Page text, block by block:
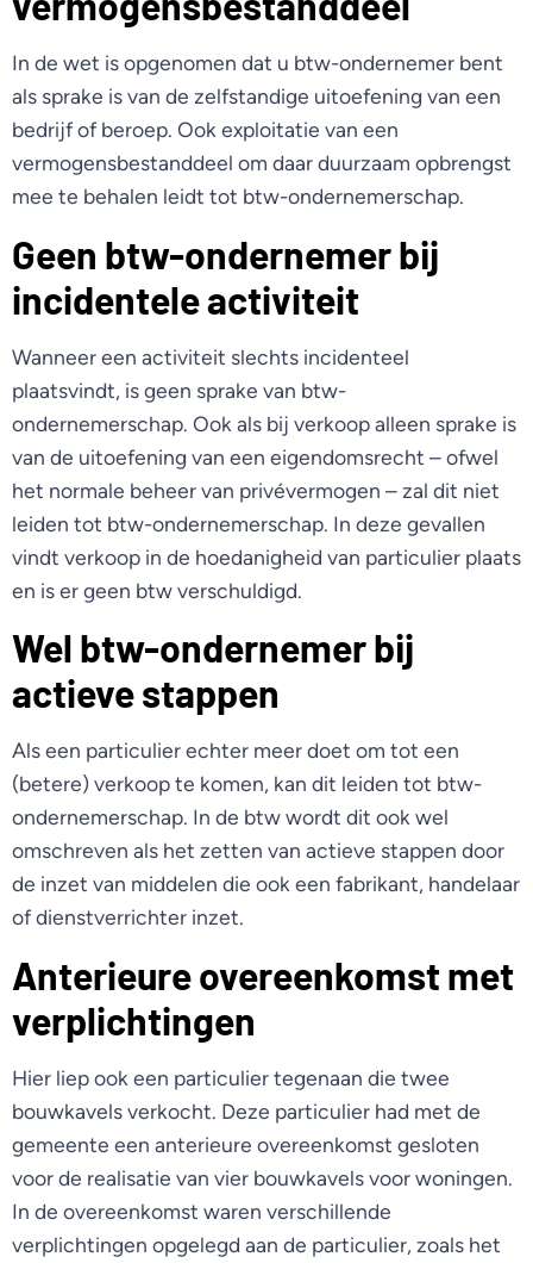
In de wet is opgenomen dat u btw-ondernemer bent
als sprake is van de zelfstandige uitoefening van een
bedrijf of beroep. Ook exploitatie van een
vermogensbestanddeel om daar duurzaam opbrengst
mee te behalen leidt tot btw-ondernemerschap.
Geen btw-ondernemer bij
incidentele activiteit
Wanneer een activiteit slechts incidenteel
plaatsvindt, is geen sprake van btw-
ondernemerschap. Ook als bij verkoop alleen sprake is
van de uitoefening van een eigendomsrecht – ofwel
het normale beheer van privévermogen – zal dit niet
leiden tot btw-ondernemerschap. In deze gevallen
vindt verkoop in de hoedanigheid van particulier plaats
en is er geen btw verschuldigd.
Wel btw-ondernemer bij
actieve stappen
Als een particulier echter meer doet om tot een
(betere) verkoop te komen, kan dit leiden tot btw-
ondernemerschap. In de btw wordt dit ook wel
omschreven als het zetten van actieve stappen door
de inzet van middelen die ook een fabrikant, handelaar
of dienstverrichter inzet.
Anterieure overeenkomst met
verplichtingen
Hier liep ook een particulier tegenaan die twee
bouwkavels verkocht. Deze particulier had met de
gemeente een anterieure overeenkomst gesloten
voor de realisatie van vier bouwkavels voor woningen.
In de overeenkomst waren verschillende
verplichtingen opgelegd aan de particulier, zoals het